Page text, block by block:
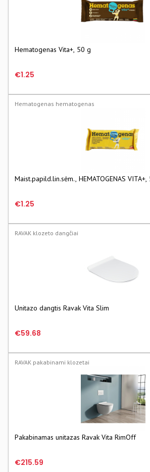
Hematogenas Vita+, 50 g
€1.25
Hematogenas hematogenas
Maist.papild.lin.sėm., HEMATOGENAS VITA+,
€1.25
RAVAK klozeto dangčiai
Unitazo dangtis Ravak Vita Slim
€59.68
RAVAK pakabinami klozetai
Pakabinamas unitazas Ravak Vita RimOff
€215.59